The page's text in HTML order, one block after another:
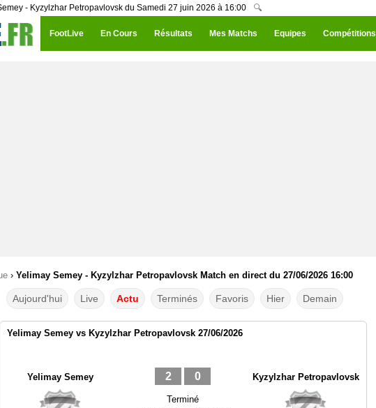
- Kyzylzhar Petropavlovsk du Samedi 27 juin 2026 à 16:00 🔍
FootLive En Cours Résultats Mes Matchs Equipes Compétitions
› Yelimay Semey - Kyzylzhar Petropavlovsk Match en direct du 27/06/2026 16:00
Aujourd'hui Live Actu Terminés Favoris Hier Demain
Yelimay Semey vs Kyzylzhar Petropavlovsk 27/06/2026
Yelimay Semey 2 0
Terminé
Kyzylzhar Petropavlovsk